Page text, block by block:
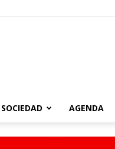
SOCIEDAD AGENDA